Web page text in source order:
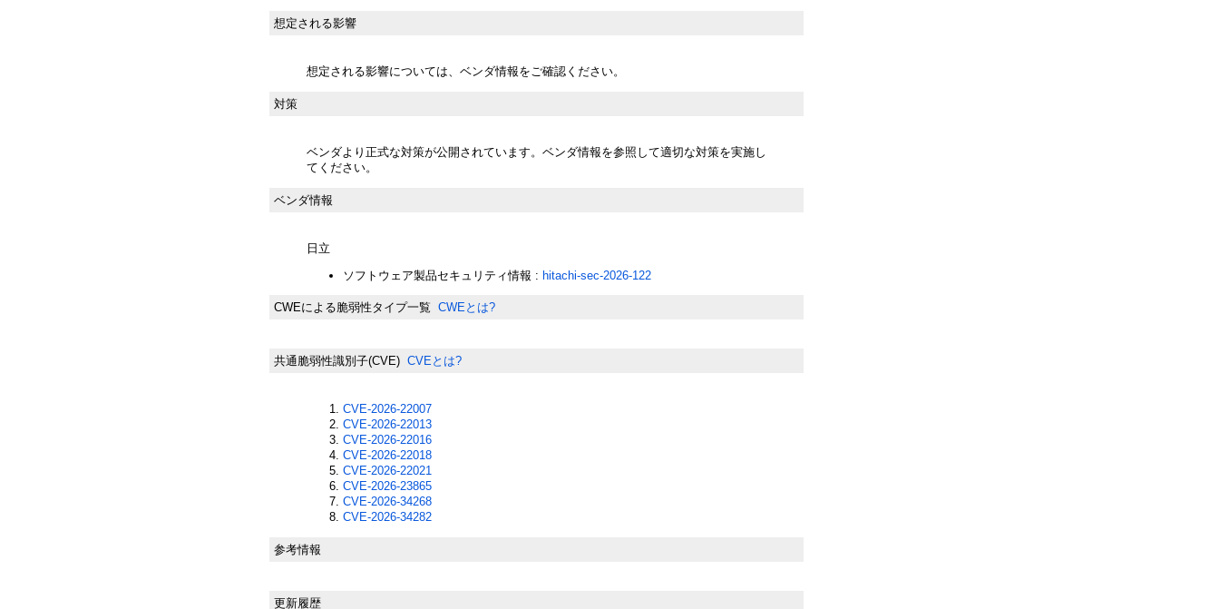
想定される影響
想定される影響については、ベンダ情報をご確認ください。
対策
ベンダより正式な対策が公開されています。ベンダ情報を参照して適切な対策を実施し
てください。
ベンダ情報
日立
ソフトウェア製品セキュリティ情報 : hitachi-sec-2026-122
CWEによる脆弱性タイプ一覧 CWEとは?
共通脆弱性識別子(CVE) CVEとは?
CVE-2026-22007
CVE-2026-22013
CVE-2026-22016
CVE-2026-22018
CVE-2026-22021
CVE-2026-23865
CVE-2026-34268
CVE-2026-34282
参考情報
更新履歴